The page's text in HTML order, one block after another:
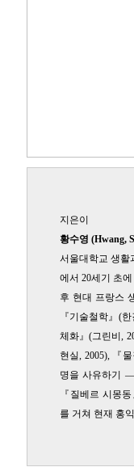
지은이
황수영 (Hwang,
서울대학교 생활
에서 20세기 초
후 현대 프랑스
『기술철학』(
체화』(그린비,
현실, 2005), 『
명을 사유하기
『질베르 시몽
를 거쳐 현재 홍